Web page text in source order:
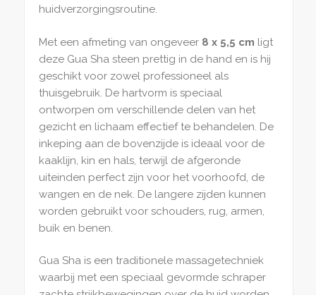
huidverzorgingsroutine.
Met een afmeting van ongeveer 8 x 5,5 cm ligt
deze Gua Sha steen prettig in de hand en is hij
geschikt voor zowel professioneel als
thuisgebruik. De hartvorm is speciaal
ontworpen om verschillende delen van het
gezicht en lichaam effectief te behandelen. De
inkeping aan de bovenzijde is ideaal voor de
kaaklijn, kin en hals, terwijl de afgeronde
uiteinden perfect zijn voor het voorhoofd, de
wangen en de nek. De langere zijden kunnen
worden gebruikt voor schouders, rug, armen,
buik en benen.
Gua Sha is een traditionele massagetechniek
waarbij met een speciaal gevormde schraper